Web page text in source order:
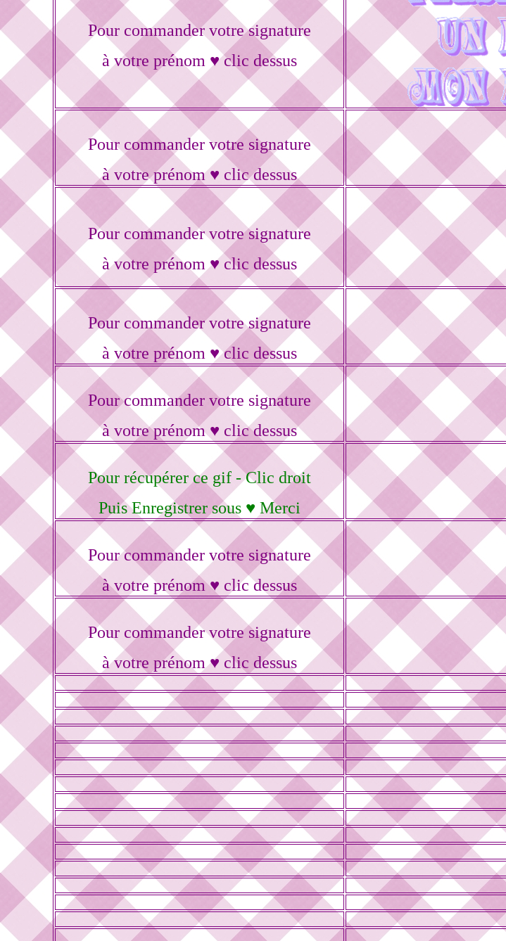
Pour commander votre signature
à votre prénom ♥ clic dessus
Pour commander votre signature
à votre prénom ♥ clic dessus
Pour commander votre signature
à votre prénom ♥ clic dessus
Pour commander votre signature
à votre prénom ♥ clic dessus
Pour commander votre signature
à votre prénom ♥ clic dessus
Pour récupérer ce gif - Clic droit
Puis Enregistrer sous ♥ Merci
Pour commander votre signature
à votre prénom ♥ clic dessus
Pour commander votre signature
à votre prénom ♥ clic dessus